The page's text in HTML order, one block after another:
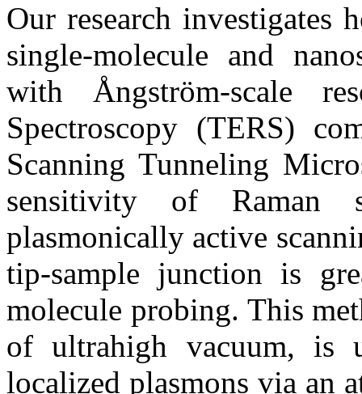
Our research investigates
single-molecule and
with Ångström-scale
Spectroscopy (TERS)
Scanning Tunneling
sensitivity of Raman
plasmonically active
tip-sample junction is
molecule probing. This
of ultrahigh vacuum, is
localized plasmons via an